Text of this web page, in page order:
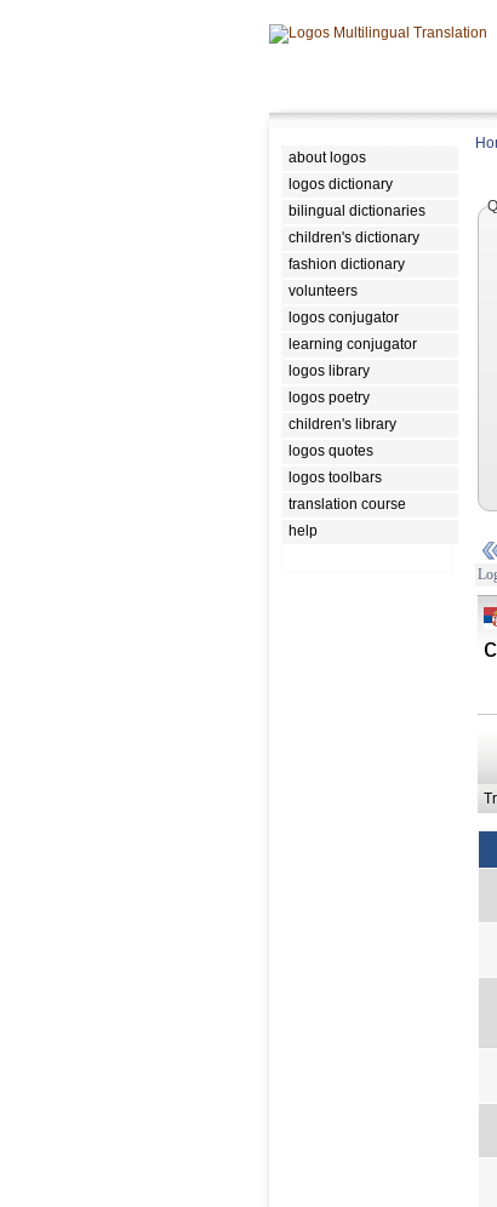
about logos
logos dictionary
bilingual dictionaries
children's dictionary
fashion dictionary
volunteers
logos conjugator
learning conjugator
logos library
logos poetry
children's library
logos quotes
logos toolbars
translation course
help